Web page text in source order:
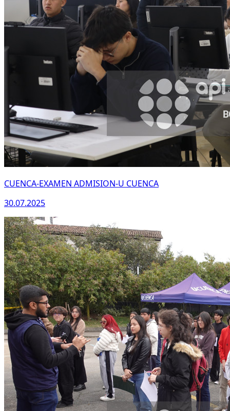
CUENCA-EXAMEN ADMISION-U CUENCA
30.07.2025